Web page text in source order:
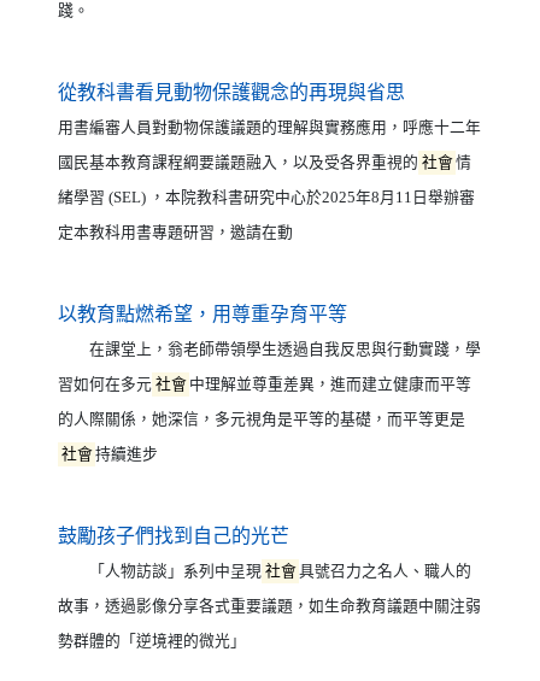
踐。
從教科書看見動物保護觀念的再現與省思
用書編審人員對動物保護議題的理解與實務應用，呼應十二年
國民基本教育課程綱要議題融入，以及受各界重視的 社會情
緒學習 (SEL) ，本院教科書研究中心於2025年8月11日舉辦審
定本教科用書專題研習，邀請在動
以教育點燃希望，用尊重孕育平等（另開新視窗）
在課堂上，翁老師帶領學生透過自我反思與行動實踐，學
習如何在多元 社會 中理解並尊重差異，進而建立健康而平等
的人際關係，她深信，多元視角是平等的基礎，而平等更是
社會持續進步
鼓勵孩子們找到自己的光芒
「人物訪談」系列中呈現 社會具號召力之名人、職人的
故事，透過影像分享各式重要議題，如生命教育議題中關注弱
勢群體的「逆境裡的微光」